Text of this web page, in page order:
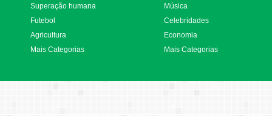
Superação humana
Futebol
Agricultura
Mais Categorias
Música
Celebridades
Economia
Mais Categorias